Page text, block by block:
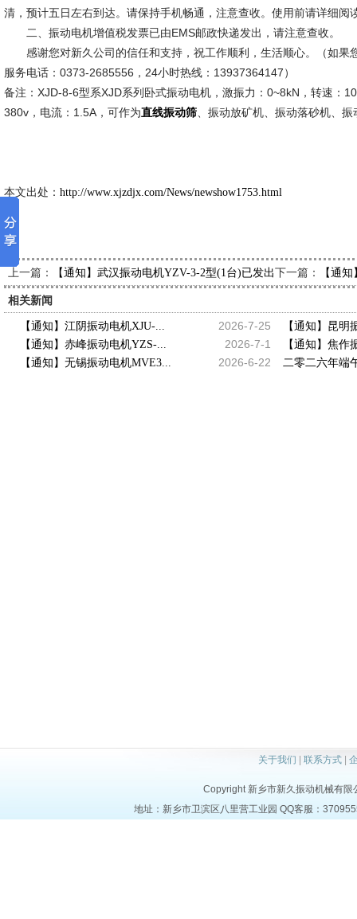
清，预计五日左右到达。请保持手机畅通，注意查收。使用前请详细阅
二、振动电机增值税发票已由EMS邮政快递发出，请注意查收。
感谢您对新久公司的信任和支持，祝工作顺利，生活顺心。（如果
服务电话：0373-2685556，24小时热线：13937364147）
备注：XJD-8-6型系XJD系列卧式振动电机，激振力：0~8kN，转速：
380v，电流：1.5A，可作为直线振动筛 、振动放矿机、振动落砂机、
本文出处： http://www.xjzdjx.com/News/newshow1753.html
上一篇： 【通知】武汉振动电机YZV-3-2型(1台)已发出，请王经理查收
下一篇： 【通
相关新闻
2026-7-25
【通知】江阴振动电机XJU-... 【通知】昆明
2026-7-1
【通知】赤峰振动电机YZS-... 【通知】焦作
2026-6-22
【通知】无锡振动电机MVE3... 二零二六年端
关于我们 | 联系方式|
Copyright 新乡市新久振动机械有
地址：新乡市卫滨区八里营工业园 QQ客服：